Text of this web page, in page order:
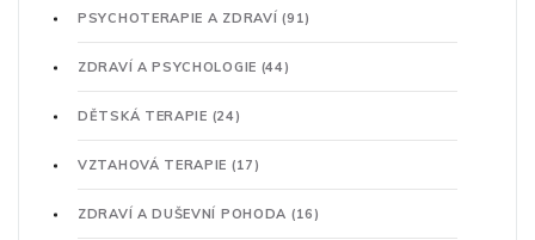
PSYCHOTERAPIE A ZDRAVÍ(91)
ZDRAVÍ A PSYCHOLOGIE (44)
DĚTSKÁ TERAPIE (24)
VZTAHOVÁ TERAPIE (17)
ZDRAVÍ A DUŠEVNÍ POHODA (16)